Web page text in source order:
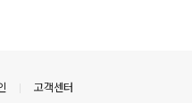
고객센터